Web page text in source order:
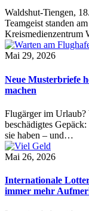
Waldshut-Tiengen,
Teamgeist standen
Kreismedienzentrum
Mai 29, 2026
Neue Musterbriefe
machen
Flugärger im Urlaub?
beschädigtes
sie haben – und…
Mai 26, 2026
Internationale
immer mehr